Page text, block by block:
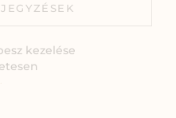
kezelése